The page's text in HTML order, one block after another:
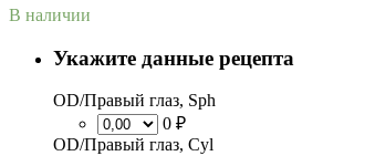
В наличии
Укажите данные рецепта
OD/Правый глаз, Sph
0 ₽
OD/Правый глаз, Cyl